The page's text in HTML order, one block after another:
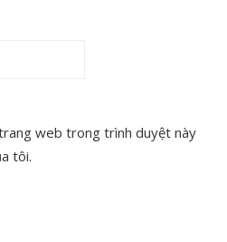
web trong trình duyệt này
tôi.